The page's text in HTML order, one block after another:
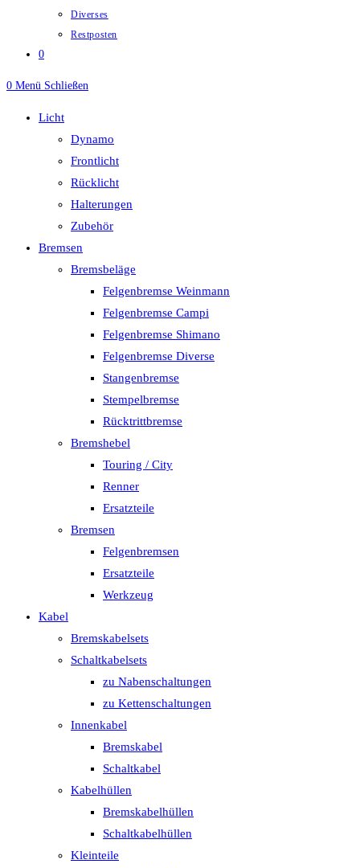
Diverses
Restposten
0
0 Menü Schließen
Licht
Dynamo
Frontlicht
Rücklicht
Halterungen
Zubehör
Bremsen
Bremsbeläge
Felgenbremse Weinmann
Felgenbremse Campi
Felgenbremse Shimano
Felgenbremse Diverse
Stangenbremse
Stempelbremse
Rücktrittbremse
Bremshebel
Touring / City
Renner
Ersatzteile
Bremsen
Felgenbremsen
Ersatzteile
Werkzeug
Kabel
Bremskabelsets
Schaltkabelsets
zu Nabenschaltungen
zu Kettenschaltungen
Innenkabel
Bremskabel
Schaltkabel
Kabelhüllen
Bremskabelhüllen
Schaltkabelhüllen
Kleinteile